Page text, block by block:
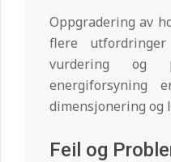
Oppgradering av
flere
vurdering og
energiforsyning
dimensjonering og
Feil og